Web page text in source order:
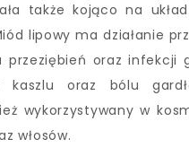
także kojąco na
lipowy ma działanie
oraz infekcji
oraz bólu
wykorzystywany w
włosów.